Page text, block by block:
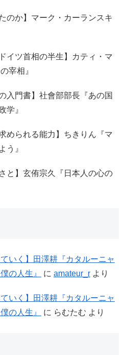
のか】マーク・カーランスキ
イツ首相の半生】カティ・マ
宰相』
入門書】社會部部長『あの国
学』
められる能力】ちきりん『マ
う』
と】玄侑宗久『日本人の心の
いく】田澤耕『カタルーニャ
人生』
に amateur_r より
いく】田澤耕『カタルーニャ
人生』
に らむたむ より